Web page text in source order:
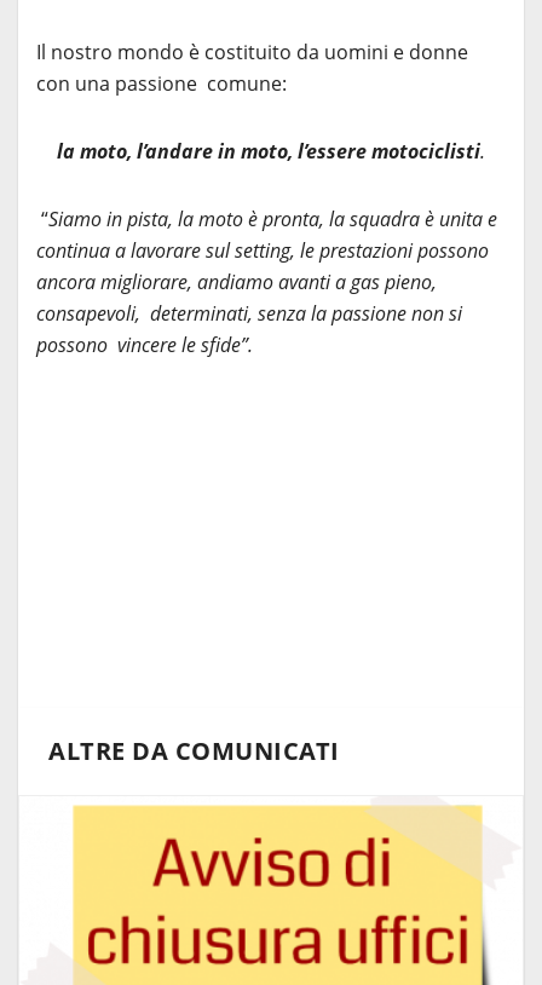
Il nostro mondo è costituito da uomini e donne
con una passione comune:
la moto, l’andare in moto, l’essere motociclisti.
“Siamo in pista, la moto è pronta, la squadra è unita e
continua a lavorare sul setting, le prestazioni possono
ancora migliorare, andiamo avanti a gas pieno,
consapevoli, determinati, senza la passione non si
possono vincere le sfide”.
ALTRE DA COMUNICATI